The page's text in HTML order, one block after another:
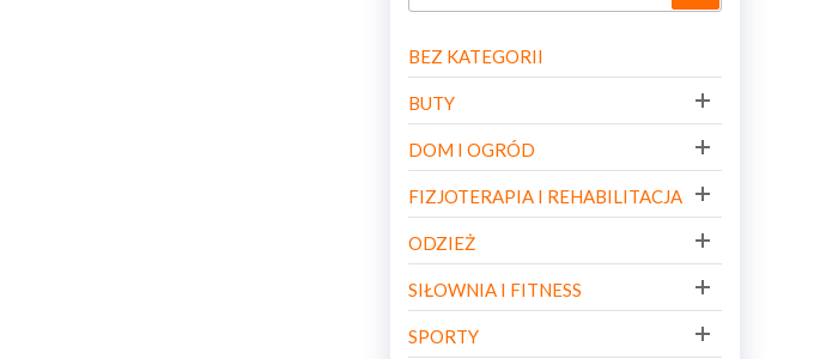
BEZ KATEGORII
BUTY
DOM I OGRÓD
FIZJOTERAPIA I REHABILITACJA
ODZIEŻ
SIŁOWNIA I FITNESS
SPORTY